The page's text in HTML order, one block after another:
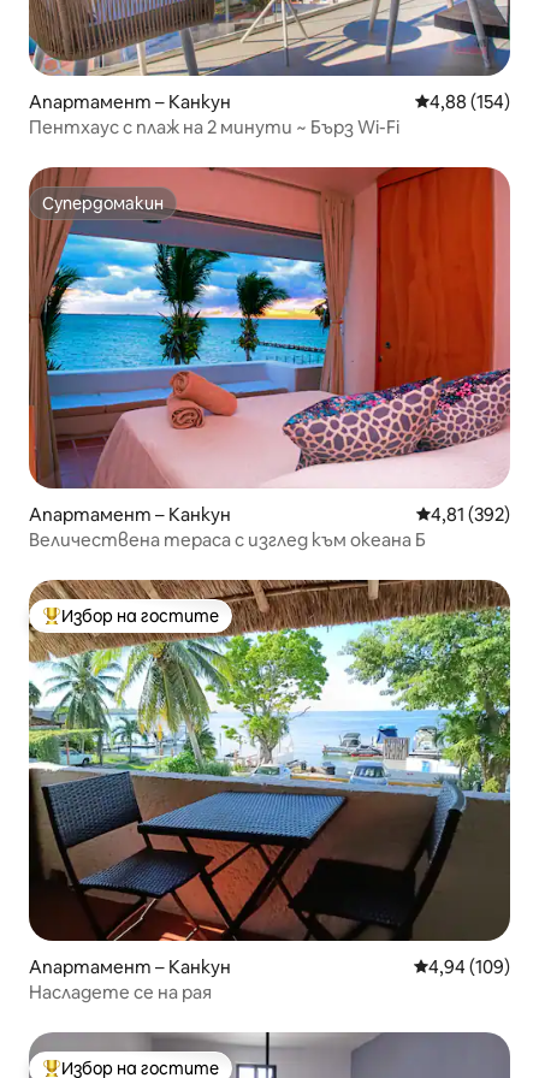
Апартамент – Канкун Средна
4,88 (154)
Пентхаус с плаж на 2 минути ~ Бърз Wi-Fi
Супердомакин
Супердомакин
Апартамент – Канкун Средна
4,81 (392)
Величествена тераса с изглед към океана Б
Най-популярен избор на гостите
Избор на гостите
Апартамент – Канкун Средна
4,94 (109)
Насладете се на рая
Избор на гостите